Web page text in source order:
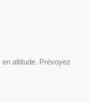
en altitude. Prévoyez